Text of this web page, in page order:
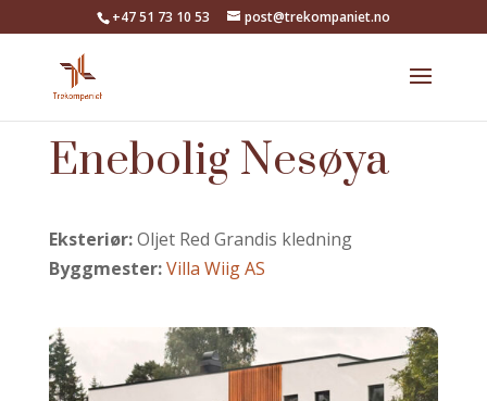
+47 51 73 10 53 post@trekompaniet.no
Enebolig Nesøya
Eksteriør:Oljet Red Grandis kledning
Byggmester:Villa Wiig AS